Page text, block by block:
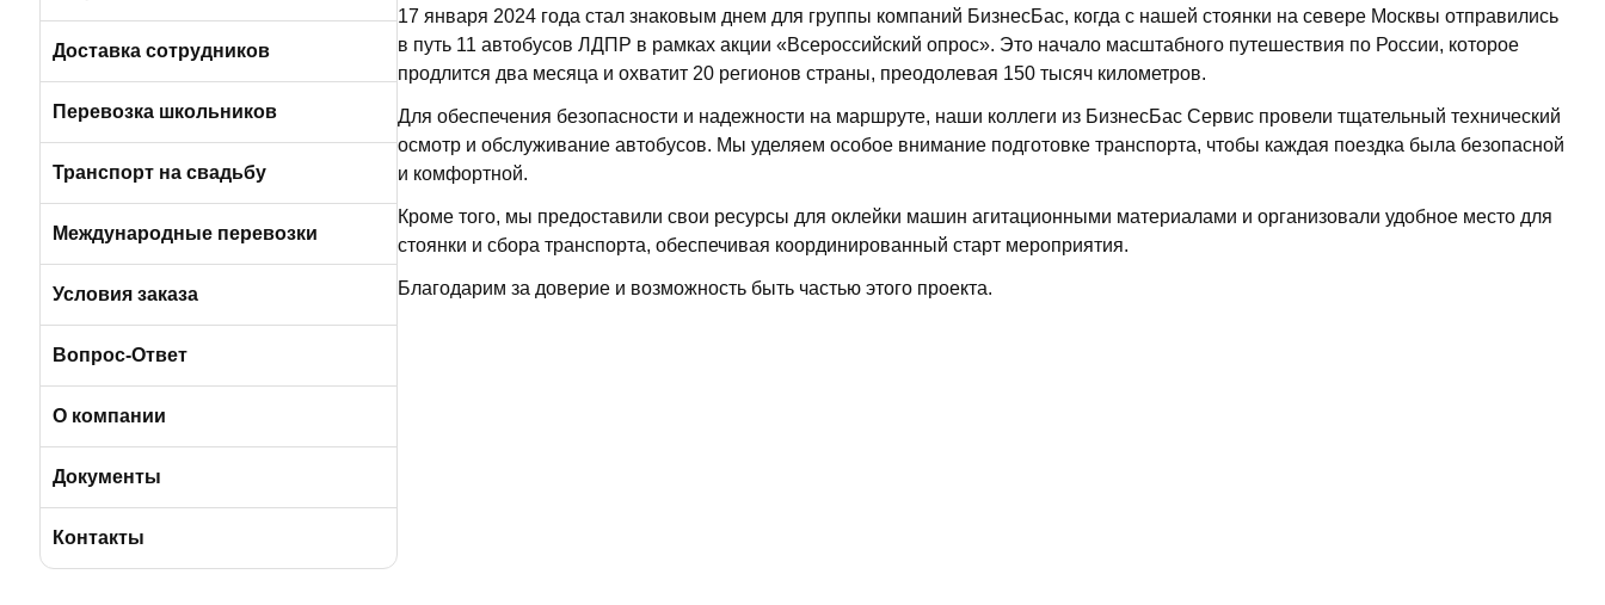
Пригородные автобусы
Вакансии в Санкт-Петербурге
Доставка сотрудников
Автобусами и микроавтобусами
Легковыми авто и минивэнами
Перевозка школьников
Транспорт на свадьбу
Автобусы
Микроавтобусы
Международные перевозки
Условия заказа
Отличия трансфера от аренды
Порядок оплаты услуг
Условия возврата
Вопрос-Ответ
О компании
О компании БизнесБас
BBus Group
Документы
Лицензии и удостоверения
Контакты
17 января 2024 года стал знаковым днем для группы компаний БизнесБас, когда с нашей стоянки на севере Москвы отправились
в путь 11 автобусов ЛДПР в рамках акции «Всероссийский опрос». Это начало масштабного путешествия по России, которое
продлится два месяца и охватит 20 регионов страны, преодолевая 150 тысяч километров.
Для обеспечения безопасности и надежности на маршруте, наши коллеги из БизнесБас Сервис провели тщательный технический
осмотр и обслуживание автобусов. Мы уделяем особое внимание подготовке транспорта, чтобы каждая поездка была безопасной
и комфортной.
Кроме того, мы предоставили свои ресурсы для оклейки машин агитационными материалами и организовали удобное место для
стоянки и сбора транспорта, обеспечивая координированный старт мероприятия.
Благодарим за доверие и возможность быть частью этого проекта.